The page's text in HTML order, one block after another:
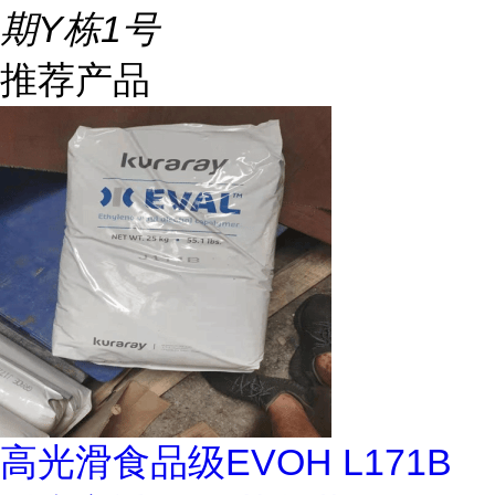
期Y栋1号
推荐产品
高光滑食品级EVOH L171B